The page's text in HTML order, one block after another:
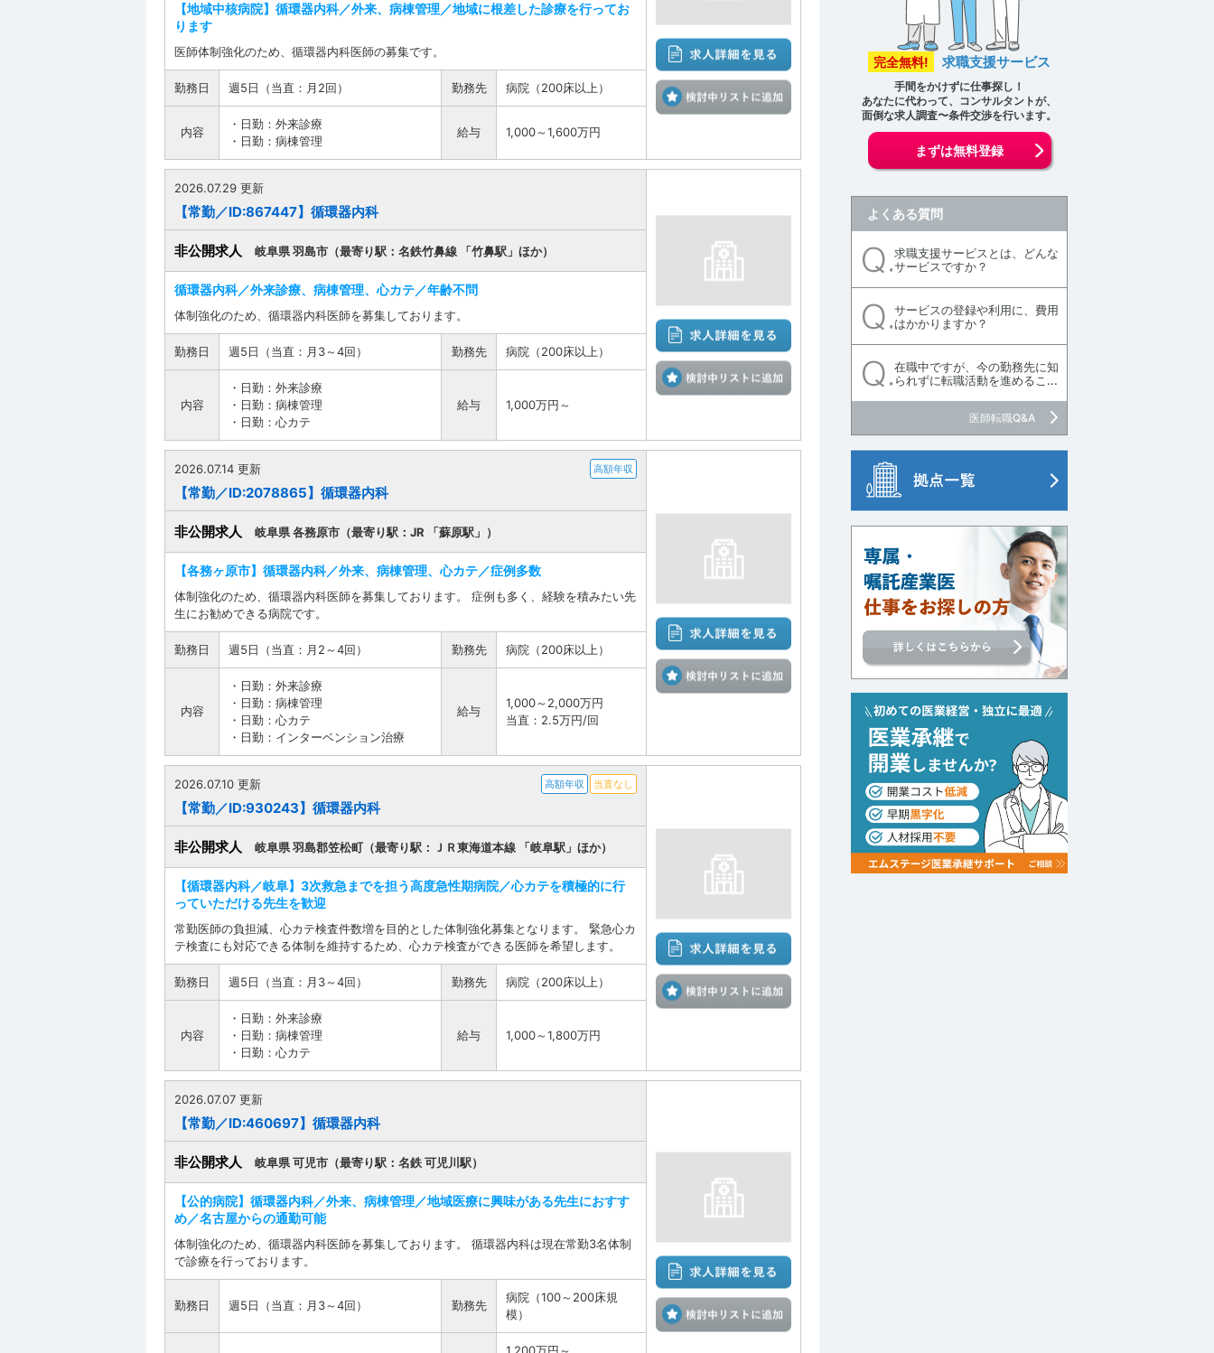
検討中リストに追加
【地域中核病院】循環器内科／外来、病棟管理／地域に根差した診療を行ってお
ります
医師体制強化のため、循環器内科医師の募集です。
勤務日 週5日（当直：月2回） 勤務先 病院（200床以上）
内容
・日勤：外来診療
・日勤：病棟管理
給与 1,000～1,600万円
2026.07.29 更新
【常勤／ID:867447】循環器内科
検討中リストに追加
非公開求人 岐阜県 羽島市（最寄り駅：名鉄竹鼻線 「竹鼻駅」ほか）
循環器内科／外来診療、病棟管理、心カテ／年齢不問
体制強化のため、循環器内科医師を募集しております。
勤務日 週5日（当直：月3～4回） 勤務先 病院（200床以上）
内容
・日勤：外来診療
・日勤：病棟管理
・日勤：心カテ
給与 1,000万円～
2026.07.14 更新 高額年収
【常勤／ID:2078865】循環器内科
検討中リストに追加
非公開求人 岐阜県 各務原市（最寄り駅：JR 「蘇原駅」）
【各務ヶ原市】循環器内科／外来、病棟管理、心カテ／症例多数
体制強化のため、循環器内科医師を募集しております。 症例も多く、経験を積みたい先
生にお勧めできる病院です。
勤務日 週5日（当直：月2～4回） 勤務先 病院（200床以上）
内容
・日勤：外来診療
・日勤：病棟管理
・日勤：心カテ
・日勤：インターベンション治療
給与
1,000～2,000万円
当直：2.5万円/回
2026.07.10 更新 高額年収 当直なし
【常勤／ID:930243】循環器内科
非公開求人 岐阜県 羽島郡笠松町（最寄り駅：ＪＲ東海道本線 「岐阜駅」ほか）
【循環器内科／岐阜】3次救急までを担う高度急性期病院／心カテを積極的に行
っていただける先生を歓迎
常勤医師の負担減、心カテ検査件数増を目的とした体制強化募集となります。 緊急心カ
テ検査にも対応できる体制を維持するため、心カテ検査ができる医師を希望します。
勤務日 週5日（当直：月3～4回） 勤務先 病院（200床以上）
内容
・日勤：外来診療
・日勤：病棟管理
・日勤：心カテ
給与 1,000～1,800万円
2026.07.07 更新
【常勤／ID:460697】循環器内科
非公開求人 岐阜県 可児市（最寄り駅：名鉄 可児川駅）
【公的病院】循環器内科／外来、病棟管理／地域医療に興味がある先生におすす
め／名古屋からの通勤可能
体制強化のため、循環器内科医師を募集しております。 循環器内科は現在常勤3名体制
で診療を行っております。
勤務日 週5日（当直：月3～4回） 勤務先
病院（100～200床規
模）
完全無料! 求職支援サービス
手間をかけずに仕事探し！
あなたに代わって、コンサルタントが、
面倒な求人調査〜条件交渉を行います。
まずは無料登録
よくある質問
求職支援サービスとは、どんな
サービスですか？
サービスの登録や利用に、費用
はかかりますか？
在職中ですが、今の勤務先に知
られずに転職活動を進めるこ...
医師転職Q&A